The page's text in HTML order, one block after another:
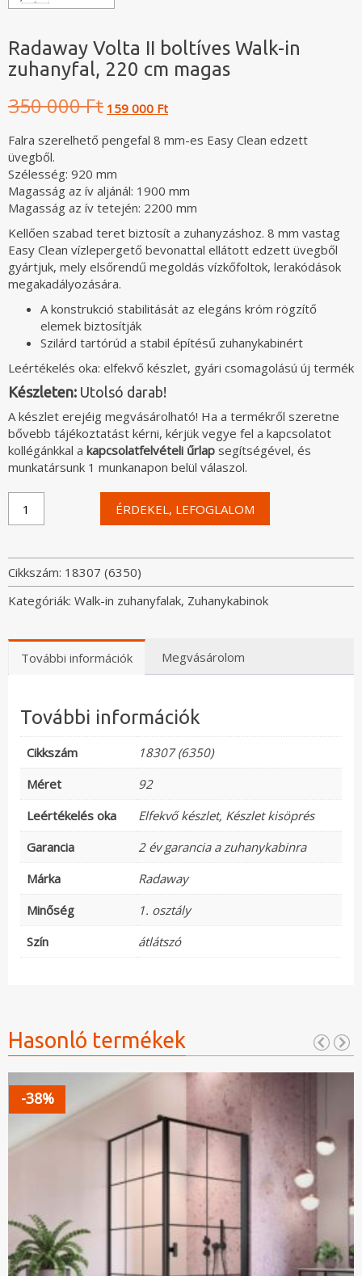
Radaway Volta II boltíves Walk-in
zuhanyfal, 220 cm magas
350 000 Ft price
350
159 000 Ftprice
Falra szerelhető pengefal 8 mm-es Easy Clean edzett
üvegből.
Szélesség: 920 mm
Magasság az ív aljánál: 1900 mm
Magasság az ív tetején: 2200 mm
Kellően szabad teret biztosít a zuhanyzáshoz. 8 mm vastag
Easy Clean vízlepergető bevonattal ellátott edzett üvegből
gyártjuk, mely elsőrendű megoldás vízkőfoltok, lerakódások
megakadályozására.
A konstrukció stabilitását az elegáns króm rögzítő
elemek biztosítják
Szilárd tartórúd a stabil építésű zuhanykabinért
Leértékelés oka: elfekvő készlet, gyári csomagolású új termék
Készleten: Utolsó darab!
A készlet erejéig megvásárolható! Ha a termékről szeretne
bővebb tájékoztatást kérni, kérjük vegye fel a kapcsolatot
kollégánkkal a kapcsolatfelvételi űrlap segítségével, és
munkatársunk 1 munkanapon belül válaszol.
Volta
Walk-
in
zuhanyfal,
cm
magas
ÉRDEKEL, LEFOGLALOM
Cikkszám: 18307 (6350)
Kategóriák: Walk-in zuhanyfalak, Zuhanykabinok
További információk Megvásárolom
További információk
Cikkszám
18307 (6350)
Méret
92
Leértékelés oka
Elfekvő készlet, Készlet kisöprés
Garancia
2 év garancia a zuhanykabinra
Márka
Radaway
Minőség
1. osztály
Szín
átlátszó
Hasonló termékek
-38%